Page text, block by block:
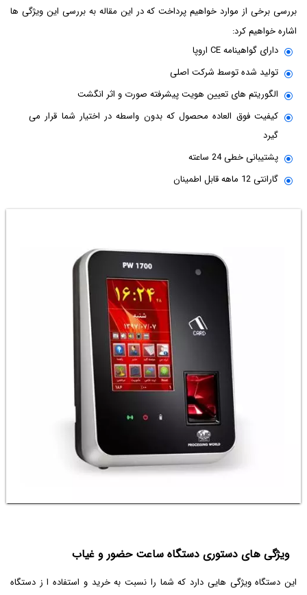
بررسی برخی از موارد خواهیم پرداخت که در این مقاله به بررسی این ویژگی ها
اشاره خواهیم کرد:
دارای گواهینامه CE اروپا
تولید شده توسط شرکت اصلی
الگوریتم های تعیین هویت پیشرفته صورت و اثر انگشت
کیفیت فوق العاده محصول که بدون واسطه در اختیار شما قرار می
گیرد
پشتیبانی خطی 24 ساعته
گارانتی 12 ماهه قابل اطمینان
ویژگی های دستوری دستگاه ساعت حضور و غیاب
این دستگاه ویژگی هایی دارد که شما را نسبت به خرید و استفاده ا ز دستگاه